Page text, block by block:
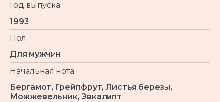
Год выпуска
1993
Пол
Для мужчин
Начальная нота
Бергамот, Грейпфрут, Листья березы,
Можжевельник, Эвкалипт